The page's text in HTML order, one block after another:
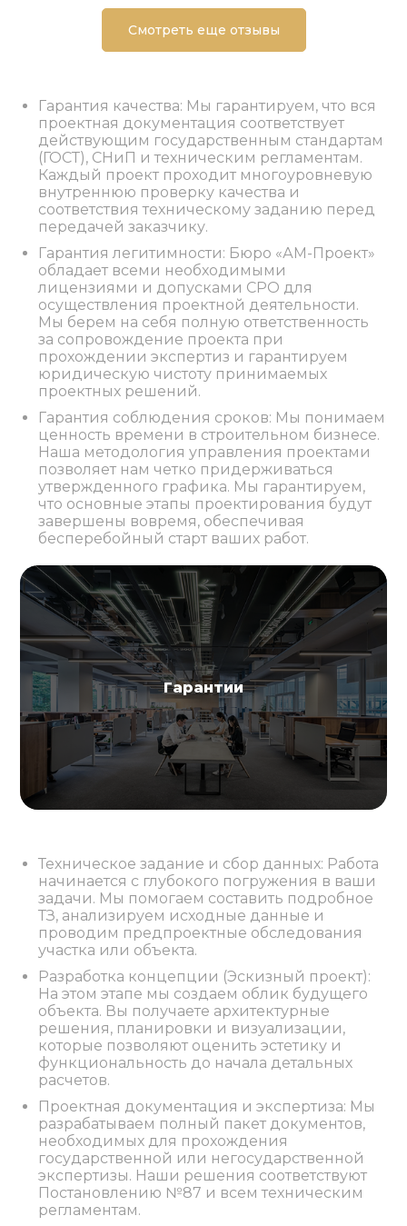
Смотреть еще отзывы
Гарантия качества: Мы гарантируем, что вся
проектная документация соответствует
действующим государственным стандартам
(ГОСТ), СНиП и техническим регламентам.
Каждый проект проходит многоуровневую
внутреннюю проверку качества и
соответствия техническому заданию перед
передачей заказчику.
Гарантия легитимности: Бюро «АМ-Проект»
обладает всеми необходимыми
лицензиями и допусками СРО для
осуществления проектной деятельности.
Мы берем на себя полную ответственность
за сопровождение проекта при
прохождении экспертиз и гарантируем
юридическую чистоту принимаемых
проектных решений.
Гарантия соблюдения сроков: Мы понимаем
ценность времени в строительном бизнесе.
Наша методология управления проектами
позволяет нам четко придерживаться
утвержденного графика. Мы гарантируем,
что основные этапы проектирования будут
завершены вовремя, обеспечивая
бесперебойный старт ваших работ.
Гарантии
Техническое задание и сбор данных: Работа
начинается с глубокого погружения в ваши
задачи. Мы помогаем составить подробное
ТЗ, анализируем исходные данные и
проводим предпроектные обследования
участка или объекта.
Разработка концепции (Эскизный проект):
На этом этапе мы создаем облик будущего
объекта. Вы получаете архитектурные
решения, планировки и визуализации,
которые позволяют оценить эстетику и
функциональность до начала детальных
расчетов.
Проектная документация и экспертиза: Мы
разрабатываем полный пакет документов,
необходимых для прохождения
государственной или негосударственной
экспертизы. Наши решения соответствуют
Постановлению №87 и всем техническим
регламентам.